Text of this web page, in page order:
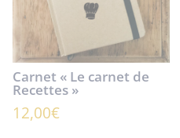
Carnet « Le carnet de
Recettes »
12,00€